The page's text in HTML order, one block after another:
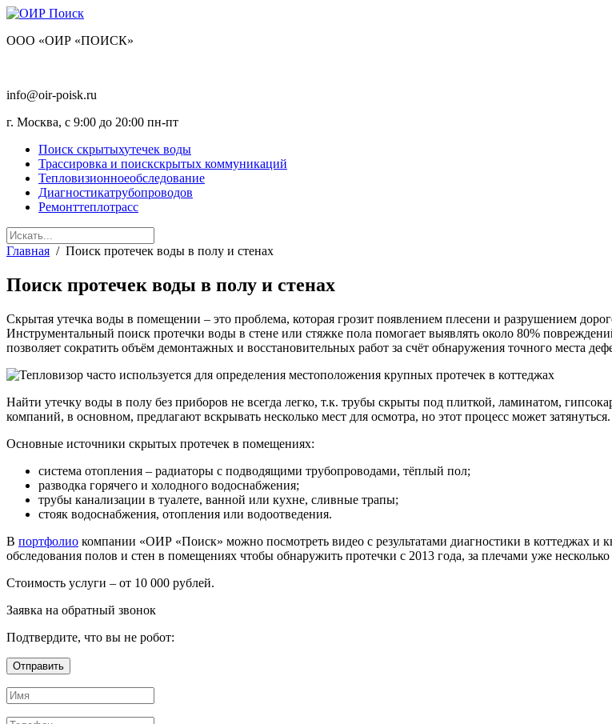
OOO «ОИР «ПОИСК»
info@oir-poisk.ru
г. Москва, с 9:00 до 20:00 пн-пт
Поиск скрытыхутечек воды
Трассировка и поискскрытых коммуникаций
Тепловизионноеобследование
Диагностикатрубопроводов
Ремонттеплотрасс
Главная / Поиск протечек воды в полу и стенах
Поиск протечек воды в полу и стенах
Скрытая утечка воды в помещении – это проблема, которая грозит появлением плесени и разрушением
Инструментальный поиск протечки воды в стене или стяжке пола помогает выявлять около 80%
позволяет сократить объём демонтажных и восстановительных работ за счёт обнаружения точного места
Найти утечку воды в полу без приборов не всегда легко, т.к. трубы скрыты под плиткой, ламинатом,
компаний, в основном, предлагают вскрывать несколько мест для осмотра, но этот процесс может затянуться.
Основные источники скрытых протечек в помещениях:
система отопления – радиаторы с подводящими трубопроводами, тёплый пол;
разводка горячего и холодного водоснабжения;
трубы канализации в туалете, ванной или кухне, сливные трапы;
стояк водоснабжения, отопления или водоотведения.
В портфолио компании «ОИР «Поиск» можно посмотреть видео с результатами диагностики в коттеджах
обследования полов и стен в помещениях чтобы обнаружить протечки с 2013 года, за плечами уже несколько
Стоимость услуги – от 10 000 рублей.
Заявка на обратный звонок
Подтвердите, что вы не робот: